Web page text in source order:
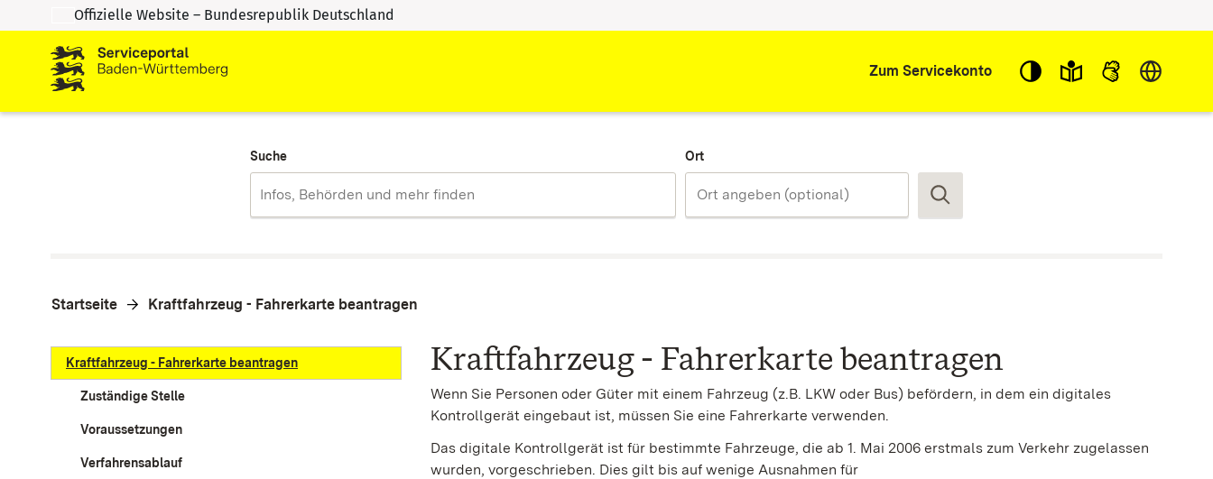
Zum Inhalt springen
Zur Suche springen
Offizielle Website – Bundesrepublik Deutschland
Zum Servicekonto Sprache
Suche Ort
Suchen
Startseite Kraftfahrzeug - Fahrerkarte beantragen
Kraftfahrzeug - Fahrerkarte beantragen
Zuständige Stelle
Voraussetzungen
Verfahrensablauf
Kraftfahrzeug - Fahrerkarte beantragen
Wenn Sie Personen oder Güter mit einem Fahrzeug (z.B. LKW oder Bus) befördern, in dem ein digitales
Kontrollgerät eingebaut ist, müssen Sie eine Fahrerkarte verwenden.
Das digitale Kontrollgerät ist für bestimmte Fahrzeuge, die ab 1. Mai 2006 erstmals zum Verkehr zugelassen
wurden, vorgeschrieben. Dies gilt bis auf wenige Ausnahmen für